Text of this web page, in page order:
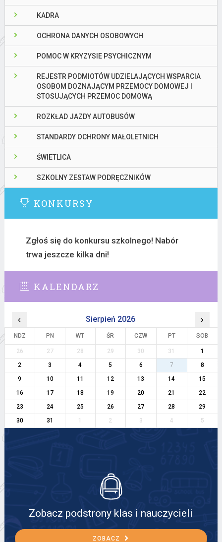
KADRA
OCHRONA DANYCH OSOBOWYCH
POMOC W KRYZYSIE PSYCHICZNYM
REJESTR PODMIOTÓW UDZIELAJĄCYCH WSPARCIA
OSOBOM DOZNAJĄCYM PRZEMOCY DOMOWEJ I
STOSUJĄCYCH PRZEMOC DOMOWĄ
ROZKŁAD JAZDY AUTOBUSÓW
STANDARDY OCHRONY MAŁOLETNICH
ŚWIETLICA
SZKOLNY ZESTAW PODRĘCZNIKÓW
KONKURSY
Zgłoś się do konkursu szkolnego! Nabór
trwa jeszcze kilka dni!
KALENDARZ
‹ Sierpień 2026 ›
NDZ PN WT ŚR CZW PT SOB
26 27 28 29 30 31
1
2
3 4 5 6 7
8
9
10 11 12 13 14
15
16
17 18 19 20 21
22
23
24 25 26 27 28
29
30
31 1 2 3 4 5
Zobacz podstrony klas i nauczycieli
ZOBACZ